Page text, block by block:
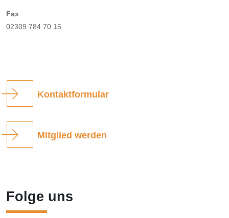
Fax
02309 784 70 15
Kontaktformular
Mitglied werden
Folge uns